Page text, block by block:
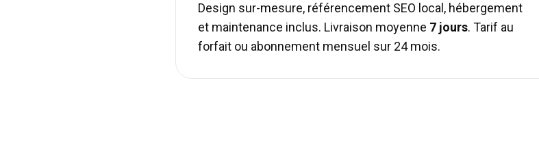
Design sur-mesure, référencement SEO local, hébergement
et maintenance inclus. Livraison moyenne 7 jours. Tarif au
forfait ou abonnement mensuel sur 24 mois.